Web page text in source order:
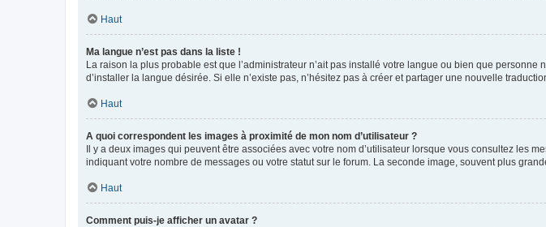
Haut
Ma langue n’est pas dans la liste !
La raison la plus probable est que l’administrateur n’ait pas installé votre langue ou bien que
d’installer la langue désirée. Si elle n’existe pas, n’hésitez pas à créer et partager une nouvelle
Haut
A quoi correspondent les images à proximité de mon nom d’utilisateur ?
Il y a deux images qui peuvent être associées avec votre nom d’utilisateur lorsque vous consultez les
indiquant votre nombre de messages ou votre statut sur le forum. La seconde image, souvent plus
Haut
Comment puis-je afficher un avatar ?